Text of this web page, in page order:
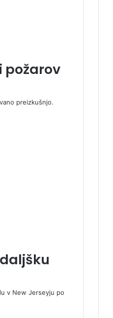
požarov
preizkušnjo.
v New Jerseyju po